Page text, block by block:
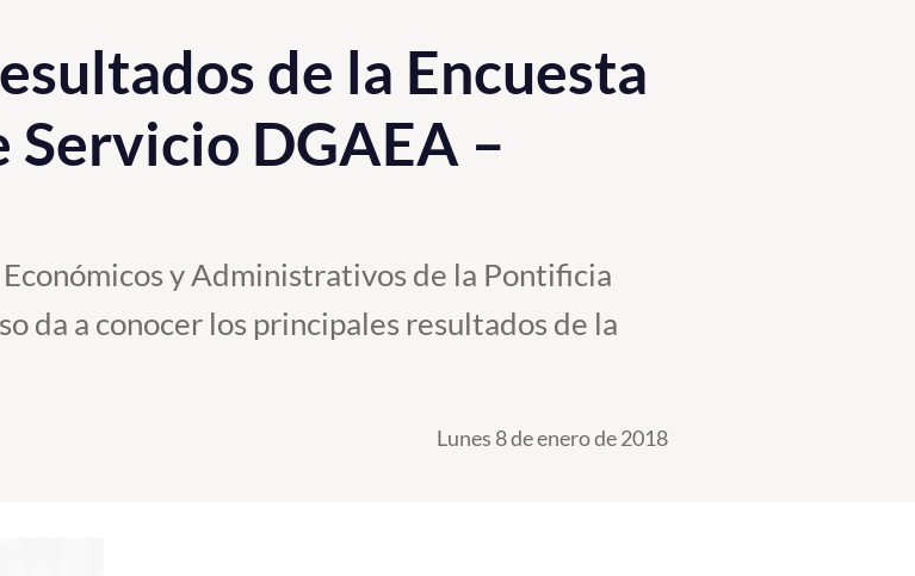
de la Encuesta
DGAEA –
y Administrativos de la Pontificia
da a conocer los principales resultados de la
Lunes 8 de enero de 2018